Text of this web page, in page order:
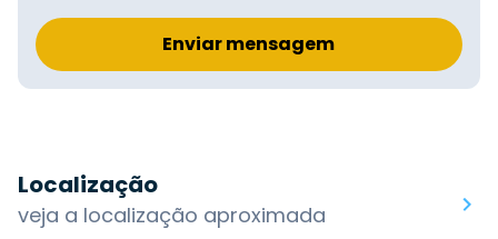
Enviar mensagem
Localização
veja a localização aproximada